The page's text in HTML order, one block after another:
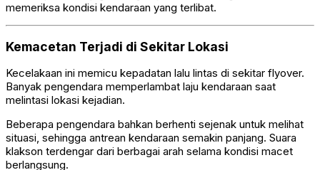
memeriksa kondisi kendaraan yang terlibat.
Kemacetan Terjadi di Sekitar Lokasi
Kecelakaan ini memicu kepadatan lalu lintas di sekitar flyover.
Banyak pengendara memperlambat laju kendaraan saat
melintasi lokasi kejadian.
Beberapa pengendara bahkan berhenti sejenak untuk melihat
situasi, sehingga antrean kendaraan semakin panjang. Suara
klakson terdengar dari berbagai arah selama kondisi macet
berlangsung.